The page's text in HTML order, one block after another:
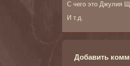
С чего это Джулия
И т.д.
Добавить